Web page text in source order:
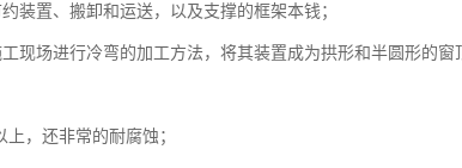
装置、搬卸和运送，以及支撑的框架本钱；
现场进行冷弯的加工方法，将其装置成为拱形和半圆形的窗
，还非常的耐腐蚀；